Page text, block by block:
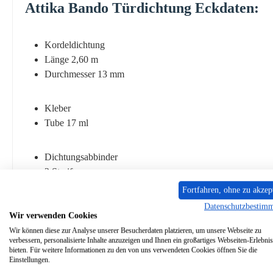
Attika Bando Türdichtung Eckdaten:
Kordeldichtung
Länge 2,60 m
Durchmesser 13 mm
Kleber
Tube 17 ml
Dichtungsabbinder
2 Streifen
1 Stück
Fortfahren, ohne zu
Wir verwenden Cookies
Wir können diese zur Analyse unserer Besucherdaten platzieren, um unsere Webseite zu
verbessern, personalisierte Inhalte anzuzeigen und Ihnen ein großartiges Webseiten-
bieten. Für weitere Informationen zu den von uns verwendeten Cookies öffnen Sie die
Einstellungen.